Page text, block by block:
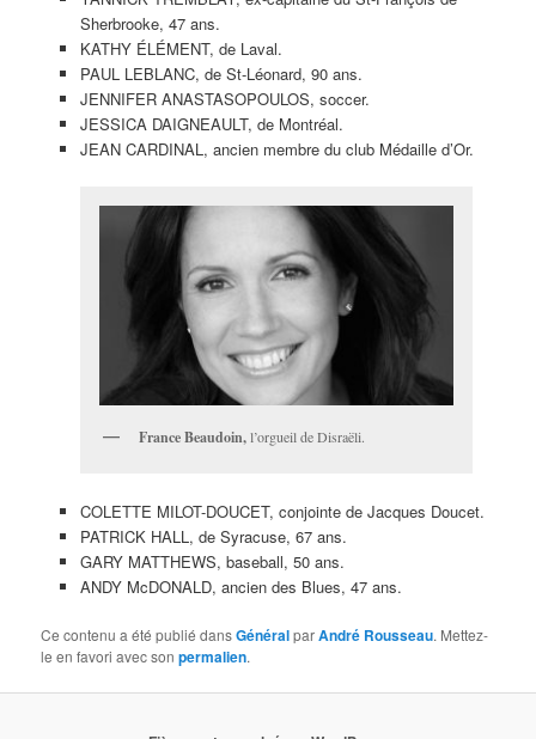
Sherbrooke, 47 ans.
KATHY ÉLÉMENT, de Laval.
PAUL LEBLANC, de St-Léonard, 90 ans.
JENNIFER ANASTASOPOULOS, soccer.
JESSICA DAIGNEAULT, de Montréal.
JEAN CARDINAL, ancien membre du club Médaille d’Or.
France Beaudoin,l’orgueil de Disraëli.
COLETTE MILOT-DOUCET, conjointe de Jacques Doucet.
PATRICK HALL, de Syracuse, 67 ans.
GARY MATTHEWS, baseball, 50 ans.
ANDY McDONALD, ancien des Blues, 47 ans.
Ce contenu a été publié dansGénéralparAndré Rousseau. Mettez-
le en favori avec sonpermalien.